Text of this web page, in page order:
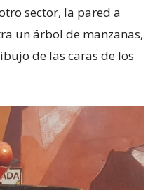
sector, la pared a
un árbol de manzanas,
de las caras de los